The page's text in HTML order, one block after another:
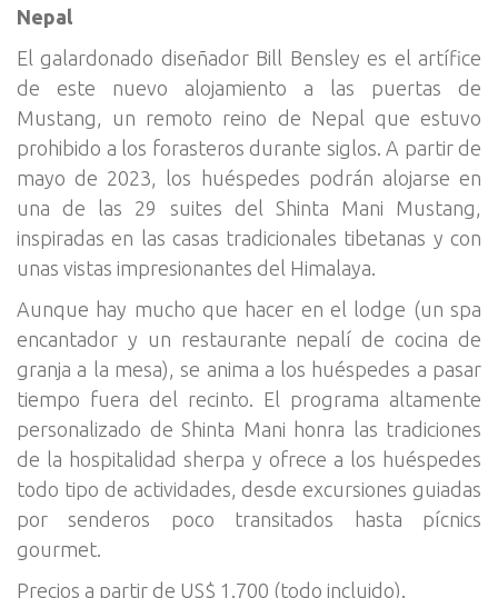
Nepal
El galardonado diseñador Bill Bensley es el artífice
de este nuevo alojamiento a las puertas de
Mustang, un remoto reino de Nepal que estuvo
prohibido a los forasteros durante siglos. A partir de
mayo de 2023, los huéspedes podrán alojarse en
una de las 29 suites del Shinta Mani Mustang,
inspiradas en las casas tradicionales tibetanas y con
unas vistas impresionantes del Himalaya.
Aunque hay mucho que hacer en el lodge (un spa
encantador y un restaurante nepalí de cocina de
granja a la mesa), se anima a los huéspedes a pasar
tiempo fuera del recinto. El programa altamente
personalizado de Shinta Mani honra las tradiciones
de la hospitalidad sherpa y ofrece a los huéspedes
todo tipo de actividades, desde excursiones guiadas
por senderos poco transitados hasta pícnics
gourmet.
Precios a partir de US$ 1.700 (todo incluido).